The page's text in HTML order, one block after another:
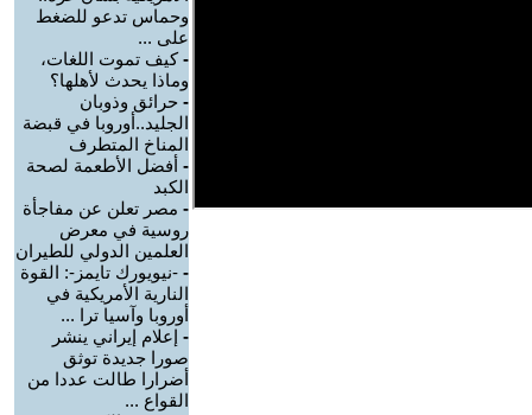
وحماس تدعو للضغط
على ...
-كيف تموت اللغات،
وماذا يحدث لأهلها؟
- حرائق وذوبان
الجليد..أوروبا في قبضة
المناخ المتطرف
- أفضل الأطعمة لصحة
الكبد
- مصر تعلن عن مفاجأة
روسية في معرض
العلمين الدولي للطيران
- -نيويورك تايمز-: القوة
النارية الأمريكية في
أوروبا وآسيا ترا ...
- إعلام إيراني ينشر
صورا جديدة توثق
أضرارا طالت عددا من
القواع ...